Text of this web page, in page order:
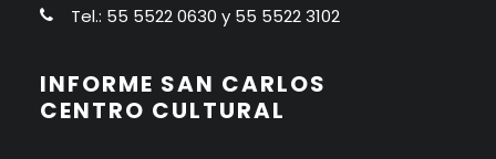
Tel.: 55 5522 0630 y 55 5522 3102
INFORME SAN CARLOS
CENTRO CULTURAL